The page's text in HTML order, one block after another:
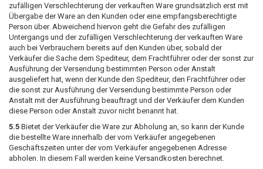
zufälligen Verschlechterung der verkauften Ware grundsätzlich erst mit
Übergabe der Ware an den Kunden oder eine empfangsberechtigte
Person über. Abweichend hiervon geht die Gefahr des zufälligen
Untergangs und der zufälligen Verschlechterung der verkauften Ware
auch bei Verbrauchern bereits auf den Kunden über, sobald der
Verkäufer die Sache dem Spediteur, dem Frachtführer oder der sonst zur
Ausführung der Versendung bestimmten Person oder Anstalt
ausgeliefert hat, wenn der Kunde den Spediteur, den Frachtführer oder
die sonst zur Ausführung der Versendung bestimmte Person oder
Anstalt mit der Ausführung beauftragt und der Verkäufer dem Kunden
diese Person oder Anstalt zuvor nicht benannt hat.
5.5 Bietet der Verkäufer die Ware zur Abholung an, so kann der Kunde
die bestellte Ware innerhalb der vom Verkäufer angegebenen
Geschäftszeiten unter der vom Verkäufer angegebenen Adresse
abholen. In diesem Fall werden keine Versandkosten berechnet.